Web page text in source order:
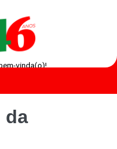
vinda(o)!
da